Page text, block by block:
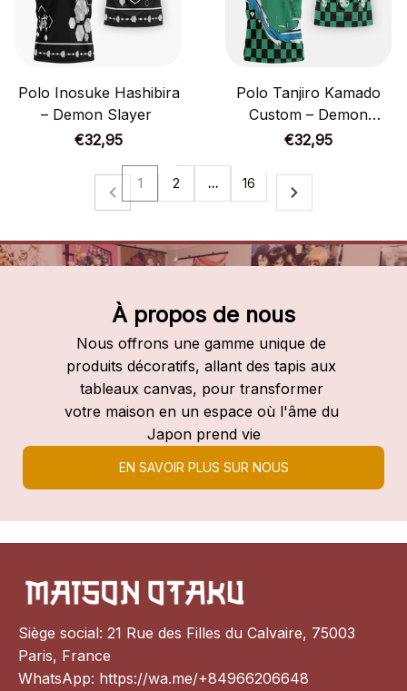
Polo Inosuke Hashibira
– Demon Slayer
€32,95
Polo Tanjiro Kamado
Custom – Demon
Slayer
€32,95
1 2 … 16
À propos de nous
Nous offrons une gamme unique de
produits décoratifs, allant des tapis aux
tableaux canvas, pour transformer
votre maison en un espace où l'âme du
Japon prend vie
EN SAVOIR PLUS SUR NOUS
Siège social: 21 Rue des Filles du Calvaire, 75003
Paris, France
WhatsApp: https://wa.me/+84966206648